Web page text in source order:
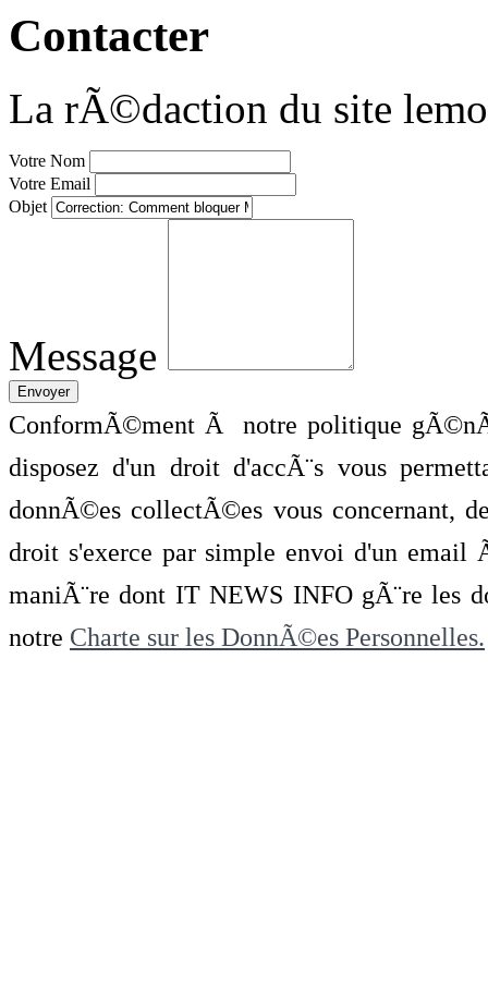
Contacter
La rÃ©daction du site
Votre Nom
Votre Email
Objet
Message
ConformÃ©ment Ã notre politique
disposez d'un droit d'accÃ¨s vous
donnÃ©es collectÃ©es vous concernant,
droit s'exerce par simple envoi d'un
maniÃ¨re dont IT NEWS INFO gÃ¨re les
notre Charte sur les DonnÃ©es Personnelles.